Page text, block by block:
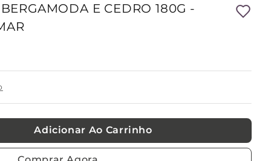
E CEDRO 180G -
Adicionar Ao Carrinho
horóscopo
6º velas